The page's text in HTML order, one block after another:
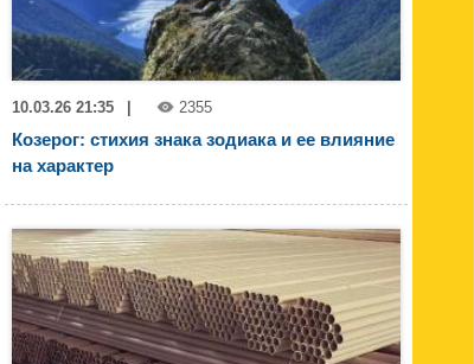
10.03.26 21:35 2355
Козерог: стихия знака зодиака и ее влияние
на характер